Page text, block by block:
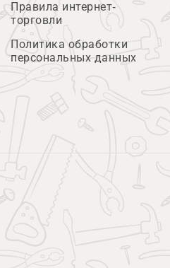
Правила интернет-
торговли
Политика обработки
персональных данных